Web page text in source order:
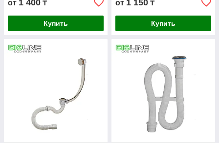
от 1 400 ₸
Купить
от 1 150 ₸
Купить